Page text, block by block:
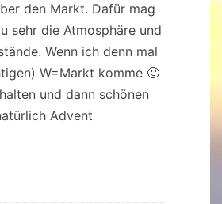
den Markt. Dafür mag
sehr die Atmosphäre und
Wenn ich denn mal
W=Markt komme 🙂
und dann schönen
Advent